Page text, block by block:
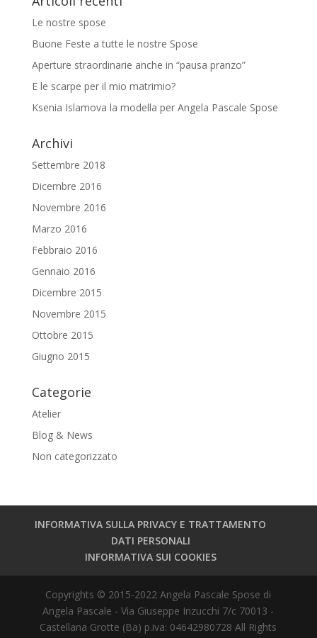
Le nostre spose
Buone Feste a tutte le nostre Spose
Aperture straordinarie anche in “pausa pranzo”
E le scarpe per il mio matrimio?
Ksenia Islamova la modella per Angela Pascale Spose
Archivi
Settembre 2018
Dicembre 2016
Novembre 2016
Marzo 2016
Febbraio 2016
Gennaio 2016
Dicembre 2015
Novembre 2015
Ottobre 2015
Giugno 2015
Categorie
Atelier
Blog & News
Non categorizzato
INFORMATIVA SULLA PRIVACY E TRATTAMENTO
DATI PERSONALI
INFORMATIVA SUI COOKIES
Copyrights © 2015-2022 Angela Pascale Spose di
Angela Pascale - Via Giuseppe Inzucchi 7/c 70013 -
Castellana Grotte (Ba) p.iva: 04642980728 All Rights